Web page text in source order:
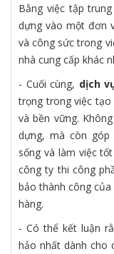
Bằng việc tập
dựng vào một đơn
và công sức trong
nhà cung cấp khác
- Cuối cùng, dịch
trọng trong việc
và bền vững.
dựng, mà còn
sống và làm việc
công ty thi công
bảo thành công
hàng.
- Có thể kết luận
hảo nhất dành cho